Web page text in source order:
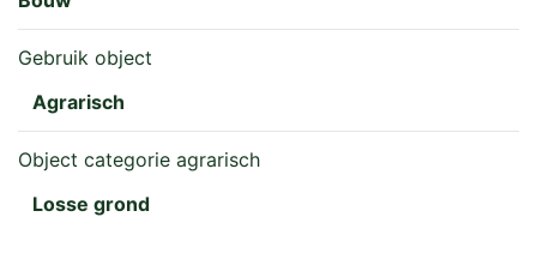
Gebruik object
Agrarisch
Object categorie agrarisch
Losse grond